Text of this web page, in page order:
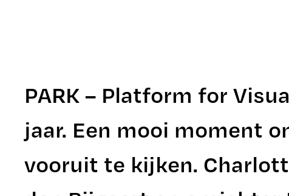
PARK – Platform for
jaar. Een mooi moment
vooruit te kijken.